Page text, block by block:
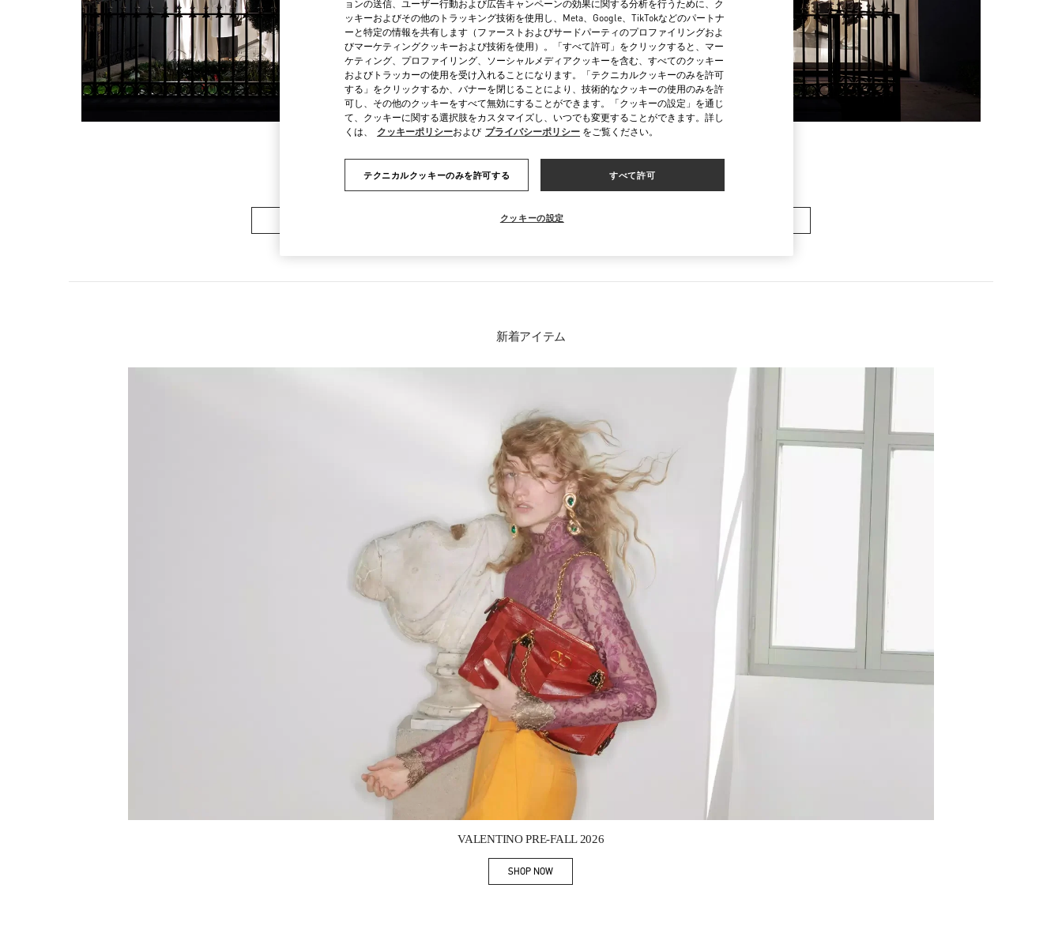
金曜 10:30 AM-8:30 PM
土曜 10:30 AM-8:30 PM
お取り扱い商品
ウィメンズシューズ
新着アイテム
VALENTINO PRE-FALL 2026
SHOP NOWLink Opens in New Tab
ョンの送信、ユーザー行動および広告キャンペーンの効果に関する分析を行うために、ク
ッキーおよびその他のトラッキング技術を使用し、Meta、Google、TikTokなどのパートナ
ーと特定の情報を共有します（ファーストおよびサードパーティのプロファイリングおよ
びマーケティングクッキーおよび技術を使用）。「すべて許可」をクリックすると、マー
ケティング、プロファイリング、ソーシャルメディアクッキーを含む、すべてのクッキー
およびトラッカーの使用を受け入れることになります。「テクニカルクッキーのみを許可
する」をクリックするか、バナーを閉じることにより、技術的なクッキーの使用のみを許
可し、その他のクッキーをすべて無効にすることができます。「クッキーの設定」を通じ
て、クッキーに関する選択肢をカスタマイズし、いつでも変更することができます。詳し
くは、
クッキーポリシーおよび プライバシーポリシー をご覧ください。
テクニカルクッキーのみを許可する すべて許可
クッキーの設定